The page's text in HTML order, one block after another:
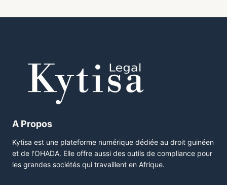
A Propos
Kytisa est une plateforme numérique dédiée au droit guinéen
et de l'OHADA. Elle offre aussi des outils de compliance pour
les grandes sociétés qui travaillent en Afrique.